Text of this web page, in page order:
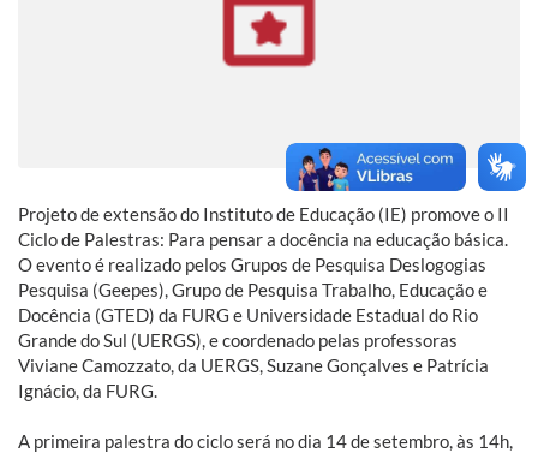
Projeto de extensão do Instituto de Educação (IE) promove o II
Ciclo de Palestras: Para pensar a docência na educação básica.
O evento é realizado pelos Grupos de Pesquisa Deslogogias
Pesquisa (Geepes), Grupo de Pesquisa Trabalho, Educação e
Docência (GTED) da FURG e Universidade Estadual do Rio
Grande do Sul (UERGS), e coordenado pelas professoras
Viviane Camozzato, da UERGS, Suzane Gonçalves e Patrícia
Ignácio, da FURG.
A primeira palestra do ciclo será no dia 14 de setembro, às 14h,